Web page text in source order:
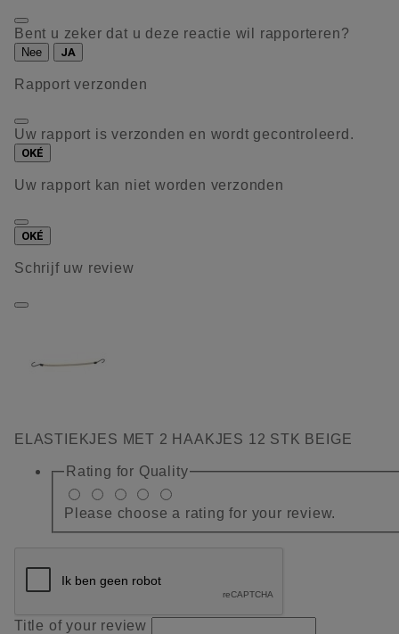
Bent u zeker dat u deze reactie wil rapporteren?
Nee JA
Rapport verzonden
Uw rapport is verzonden en wordt gecontroleerd.
OKÉ
Uw rapport kan niet worden verzonden
OKÉ
Schrijf uw review
ELASTIEKJES MET 2 HAAKJES 12 STK BEIGE
Rating for Quality
Please choose a rating for your review.
Title of your review